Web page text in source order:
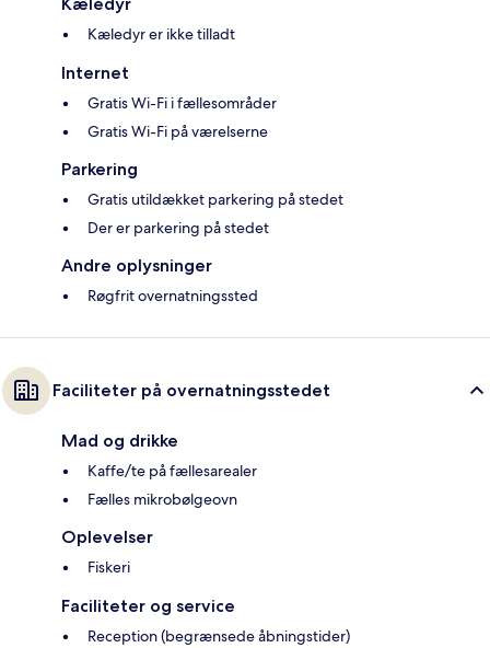
Kæledyr er ikke tilladt
Internet
Gratis Wi-Fi i fællesområder
Gratis Wi-Fi på værelserne
Parkering
Gratis utildækket parkering på stedet
Der er parkering på stedet
Andre oplysninger
Røgfrit overnatningssted
Faciliteter på overnatningsstedet
Mad og drikke
Kaffe/te på fællesarealer
Fælles mikrobølgeovn
Oplevelser
Fiskeri
Faciliteter og service
Reception (begrænsede åbningstider)